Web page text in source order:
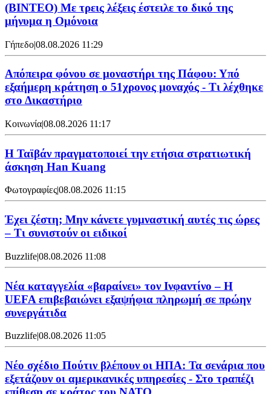
(ΒΙΝΤΕΟ) Με τρεις λέξεις έστειλε το δικό της
μήνυμα η Ομόνοια
Γήπεδο|08.08.2026 11:29
Απόπειρα φόνου σε μοναστήρι της Πάφου: Υπό
εξαήμερη κράτηση ο 51χρονος μοναχός - Τι λέχθηκε
στο Δικαστήριο
Κοινωνία|08.08.2026 11:17
Η Ταϊβάν πραγματοποιεί την ετήσια στρατιωτική
άσκηση Han Kuang
Φωτογραφίες|08.08.2026 11:15
Έχει ζέστη; Μην κάνετε γυμναστική αυτές τις ώρες
– Τι συνιστούν οι ειδικοί
Buzzlife|08.08.2026 11:08
Νέα καταγγελία «βαραίνει» τον Ινφαντίνο – Η
UEFA επιβεβαιώνει εξαψήφια πληρωμή σε πρώην
συνεργάτιδα
Buzzlife|08.08.2026 11:05
Νέο σχέδιο Πούτιν βλέπουν οι ΗΠΑ: Τα σενάρια που
εξετάζουν οι αμερικανικές υπηρεσίες - Στο τραπέζι